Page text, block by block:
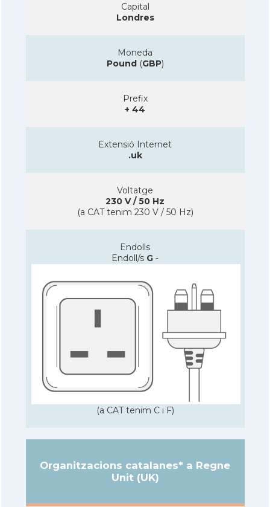
Capital
Londres
Moneda
Pound(GBP)
Prefix
+ 44
Extensió Internet
.uk
Voltatge
230 V / 50 Hz
(a CAT tenim 230 V / 50 Hz)
Endolls
Endoll/s G -
(a CAT tenim C i F)
Organitzacions catalanes* a Regne
Unit (UK)